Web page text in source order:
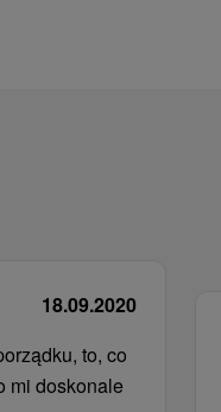
18.09.2020
to, co
mi doskonale